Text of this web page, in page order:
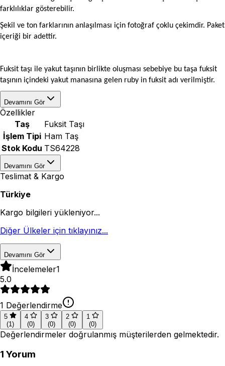
farklılıklar gösterebilir.
Şekil ve ton farklarının anlaşılması için fotoğraf çoklu çekimdir. Paket
içeriği bir adettir.
Fuksit taşı ile yakut taşının birlikte oluşması sebebiye bu taşa fuksit
taşının içindeki yakut manasına gelen ruby in fuksit adı verilmiştir.
Devamını Gör
Özellikler
Taş
Fuksit Taşı
İşlem Tipi Ham Taş
Stok Kodu TS64228
Devamını Gör
Teslimat & Kargo
Türkiye
Kargo bilgileri yükleniyor...
Diğer Ülkeler için tıklayınız...
Devamını Gör
İncelemeler1
5.0
1 Değerlendirme
5
(1)
4
(0)
3
(0)
2
(0)
1
(0)
Değerlendirmeler doğrulanmış müşterilerden gelmektedir.
1 Yorum